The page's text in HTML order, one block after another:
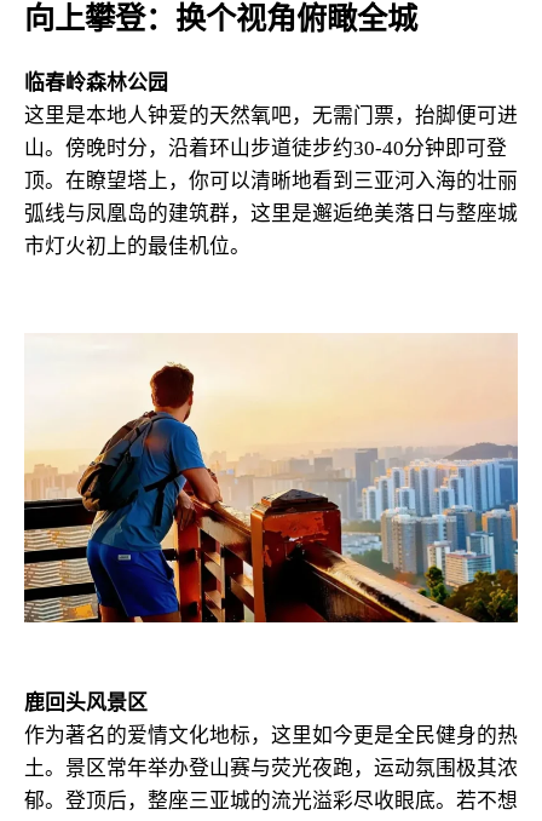
向上攀登：换个视角俯瞰全城
临春岭森林公园
这里是本地人钟爱的天然氧吧，无需门票，抬脚便可进
山。傍晚时分，沿着环山步道徒步约30-40分钟即可登
顶。在瞭望塔上，你可以清晰地看到三亚河入海的壮丽
弧线与凤凰岛的建筑群，这里是邂逅绝美落日与整座城
市灯火初上的最佳机位。
鹿回头风景区
作为著名的爱情文化地标，这里如今更是全民健身的热
土。景区常年举办登山赛与荧光夜跑，运动氛围极其浓
郁。登顶后，整座三亚城的流光溢彩尽收眼底。若不想